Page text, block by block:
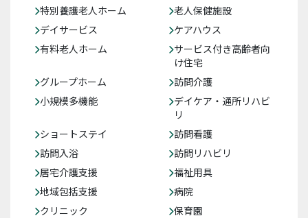
特別養護老人ホーム
老人保健施設
デイサービス
ケアハウス
有料老人ホーム
サービス付き高齢者向
け住宅
グループホーム
訪問介護
小規模多機能
デイケア・通所リハビ
リ
ショートステイ
訪問看護
訪問入浴
訪問リハビリ
居宅介護支援
福祉用具
地域包括支援
病院
クリニック
保育園